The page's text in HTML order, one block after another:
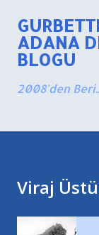
ADANA
BLOGU
2008'den
Viraj